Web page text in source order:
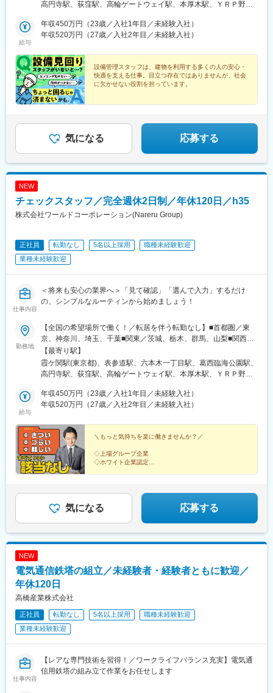
道)、丸亀駅、和田町駅、武蔵砂川駅、港南台駅、亀山駅(三重
県)、勝川駅、中山駅(神奈川県)、ウッディタウン中央駅、聖蹟桜
ケ丘駅、久里浜駅、倉見駅、海老名駅(相模線)、当麻寺駅、美乃坂
本駅、本郷台駅、玉川学園前駅、古淵駅、京成高砂駅、社家駅、
駅、静岡駅、竹橋駅、横手駅、東村山駅、王子神谷駅、浅野駅、
木曽川駅、小牧駅、下麻生駅、園田駅、北池袋駅、野跡駅、大学
前駅(滋賀県)、石山寺駅、黄檗駅(奈良線)、新井宿駅、芝浦ふ頭
駅、宝塚駅、島氏永駅、北朝霞駅、徳島駅、大村駅(兵庫県)、三石
駅、五十鈴ケ丘駅、関下有知駅、相模湖駅、木津駅(兵庫県)、東青
東京国際クルーズターミナル駅、虎ノ門駅、程久保駅、代々木八
幡駅、小平駅、立川駅、有楽町駅、福井駅(福井県)、明大前駅、両
国駅(都営線)、中野富士見町駅、高速神戸駅、越中島駅、小岩駅、
八坂駅、菊川駅(東京都)、下神明駅、椎名町駅、京急東神奈川駅、
久寿川駅、荒川一中前駅、武蔵小山駅、名古屋駅、塩釜口駅、中
駅、竹芝駅、若松河田駅、亀戸水神駅、東尾久三丁目駅、大塚駅
(東京都)、宮前平駅、神楽坂駅、青物横丁駅、穴守稲荷駅、堀切
駅、茶屋ケ坂駅、末広町駅(東京都)、本郷駅(愛知県)、赤羽橋駅、
前駅、立飛駅、神保町駅、東十条駅、安善駅、下板橋駅、明治神
宮前駅、虎ノ門ヒルズ駅、原宿駅、立川北駅、銀座駅、福井駅、
尾久駅、浅草橋駅、ハーバーランド駅、清澄白河駅、東白楽駅、
田駅(東京都)、本郷三丁目駅、鈴木町駅、栄町駅(東京都)、小川町
駅(東京都)、弁天橋駅、三田駅(東京都)
／北海道、青森、秋田、岩手、宮城、福島、山形■中四国／鳥取、
佐賀、長崎、大分、熊本、宮崎、鹿児島、沖縄【事業所住所】■東
京本社／東京都千代田区二番町3番地5麹町三葉ビル3階■キャリア
階■関西支店／大阪府大阪市中央区平野町2丁目4-9 淀屋橋PREX2
階■中部支店／愛知県名古屋市中村区名駅3-4-10 アルティメイト
名駅1st 4階■東北支店／宮城県仙台市宮城野区榴岡4-5-5 KTビル3
階■北海道支店／北海道札幌市北区7条西2-20 NCO札幌駅北口2
階■九州支店／福岡市博多区博多駅東2-10-35 博多プライムイース
高円寺駅、荻窪駅、高輪ゲートウェイ駅、本厚木駅、ＹＲＰ野比
谷保駅、テレコムセンター駅、飛田給駅、高松駅(東京都)、新高島
平駅、昭和島駅、拝島駅、北赤羽駅、柴崎体育館駅、西馬込駅、
代々木公園駅、京成立石駅、志茂駅、幡ケ谷駅、辰巳駅、浮間舟
渡駅、武蔵増戸駅、清瀬駅、萩山駅、富士見ケ丘駅、立川南駅、
押上駅、日比谷駅、新福井駅、梅島駅、西武球場前駅、荒川車庫
前駅、代田橋駅、両国駅、西武柳沢駅、志村坂上駅、氷川台駅、
東高円寺駅、河辺の森駅、西栗栖駅、三郷中央駅、鴨居駅、青砥
川駅、天神川駅、栗平駅、北鎌倉駅、青梅駅、昭和駅、森下駅(東
京都)、相原駅、大崎駅、落合南長崎駅、大和駅(神奈川県)、鶴間
矢川駅、六会日大前駅、植田駅(名古屋市営)、三河一宮駅、上野毛
駅、南御殿場駅、伊勢原駅、亀有駅、黒松内駅、新中野駅、谷塚
谷駅、日の出駅(東京都)、金沢文庫駅、平塚駅、牛込柳町駅、新座
駅、麻布十番駅、平井駅(東京都)、一之江駅、赤土小学校前駅、久
槻市駅、鷺沼駅、香川駅、大濠公園駅、江戸川橋駅、池袋駅、若
葉台駅、京王よみうりランド駅、羽後牛島駅、新馬場駅、由仁
五日市駅、八日市駅、湯島駅、妙典駅、大矢知駅、平津駅、上社
駅、木ノ下駅、甚目寺駅、川越富洲原駅、春田駅、長泉なめり
駅、古庄駅、芝川駅、富士岡駅、門出駅、関ケ原駅、千城台駅、
室蘭駅、上板橋駅、羽島市役所前駅、大和田駅(北海道)、阿佐ケ谷
駅、上永谷駅、雑色駅、六町駅、港町駅、鮫洲駅、日進駅(北海
道)、丸亀駅、和田町駅、武蔵砂川駅、港南台駅、亀山駅(三重
県)、勝川駅、中山駅(神奈川県)、ウッディタウン中央駅、聖蹟桜
ケ丘駅、久里浜駅、倉見駅、海老名駅(相模線)、当麻寺駅、美乃坂
本駅、本郷台駅、玉川学園前駅、古淵駅、京成高砂駅、社家駅、
駅、静岡駅、竹橋駅、横手駅、東村山駅、王子神谷駅、浅野駅、
木曽川駅、小牧駅、下麻生駅、園田駅、北池袋駅、野跡駅、大学
前駅(滋賀県)、石山寺駅、黄檗駅(奈良線)、新井宿駅、芝浦ふ頭
駅、宝塚駅、島氏永駅、北朝霞駅、徳島駅、大村駅(兵庫県)、三石
駅、五十鈴ケ丘駅、関下有知駅、相模湖駅、木津駅(兵庫県)、東青
東京国際クルーズターミナル駅、虎ノ門駅、程久保駅、代々木八
幡駅、小平駅、立川駅、有楽町駅、福井駅(福井県)、明大前駅、両
国駅(都営線)、中野富士見町駅、高速神戸駅、越中島駅、小岩駅、
八坂駅、菊川駅(東京都)、下神明駅、椎名町駅、京急東神奈川駅、
久寿川駅、荒川一中前駅、武蔵小山駅、名古屋駅、塩釜口駅、中
駅、竹芝駅、若松河田駅、亀戸水神駅、東尾久三丁目駅、大塚駅
(東京都)、宮前平駅、神楽坂駅、青物横丁駅、穴守稲荷駅、堀切
駅、茶屋ケ坂駅、末広町駅(東京都)、本郷駅(愛知県)、赤羽橋駅、
江吉良駅、六郷土手駅、品川シーサイド駅、京急久里浜駅、熊野
前駅、立飛駅、神保町駅、東十条駅、安善駅、下板橋駅、明治神
宮前駅、虎ノ門ヒルズ駅、原宿駅、立川北駅、銀座駅、福井駅、
尾久駅、浅草橋駅、ハーバーランド駅、清澄白河駅、東白楽駅、
田駅(東京都)、本郷三丁目駅、鈴木町駅、栄町駅(東京都)、小川町
駅(東京都)、弁天橋駅、三田駅(東京都)
給与
年収450万円（23歳／入社1年目／未経験入社）
年収520万円（27歳／入社2年目／未経験入社）
設備管理スタッフは、建物を利用する多くの人の安心・
快適を支える仕事。目立つ存在ではありませんが、社会
に欠かせない役割を担っています。
気になる 応募する
NEW
チェックスタッフ／完全週休2日制／年休120日／h35
株式会社ワールドコーポレーション(Nareru Group)
正社員 転勤なし 5名以上採用
職種未経験歓迎
業種未経験歓迎
仕事内容
＜将来も安心の業界へ＞「見て確認」「選んで入力」するだけ
の、シンプルなルーティンから始めましょう！
勤務地
【全国の希望場所で働く！／転居を伴う転勤なし】■首都圏／東
京、神奈川、埼玉、千葉■関東／茨城、栃木、群馬、山梨■関西／
大阪、兵庫、京都、奈良、和歌山、滋賀■中部／愛知、岐阜、三
重、静岡■北信越／新潟、富山、石川、福井、長野■北海道・東北
／北海道、青森、秋田、岩手、宮城、福島、山形■中四国／鳥取、
佐賀、長崎、大分、熊本、宮崎、鹿児島、沖縄【事業所住所】■東
京本社／東京都千代田区二番町3番地5麹町三葉ビル3階■キャリア
階■関西支店／大阪府大阪市中央区平野町2丁目4-9 淀屋橋PREX2
階■中部支店／愛知県名古屋市中村区名駅3-4-10 アルティメイト
名駅1st 4階■東北支店／宮城県仙台市宮城野区榴岡4-5-5 KTビル3
階■北海道支店／北海道札幌市北区7条西2-20 NCO札幌駅北口2
階■九州支店／福岡市博多区博多駅東2-10-35 博多プライムイース
【最寄り駅】
霞ケ関駅(東京都)、表参道駅、六本木一丁目駅、葛西臨海公園駅、
高円寺駅、荻窪駅、高輪ゲートウェイ駅、本厚木駅、ＹＲＰ野比
谷保駅、テレコムセンター駅、飛田給駅、高松駅(東京都)、新高島
平駅、昭和島駅、拝島駅、北赤羽駅、柴崎体育館駅、西馬込駅、
代々木公園駅、京成立石駅、志茂駅、幡ケ谷駅、辰巳駅、浮間舟
渡駅、武蔵増戸駅、清瀬駅、萩山駅、富士見ケ丘駅、立川南駅、
押上駅、日比谷駅、新福井駅、梅島駅、西武球場前駅、荒川車庫
前駅、代田橋駅、両国駅、西武柳沢駅、志村坂上駅、氷川台駅、
東高円寺駅、河辺の森駅、西栗栖駅、三郷中央駅、鴨居駅、青砥
川駅、天神川駅、栗平駅、北鎌倉駅、青梅駅、昭和駅、森下駅(東
京都)、相原駅、大崎駅、落合南長崎駅、大和駅(神奈川県)、鶴間
矢川駅、六会日大前駅、植田駅(名古屋市営)、三河一宮駅、上野毛
駅、南御殿場駅、伊勢原駅、亀有駅、黒松内駅、新中野駅、谷塚
駅、志村三丁目駅、南砂町駅、三河島駅、千駄木駅、瑞江駅、木
谷駅、日の出駅(東京都)、金沢文庫駅、平塚駅、牛込柳町駅、新座
駅、麻布十番駅、平井駅(東京都)、一之江駅、赤土小学校前駅、久
槻市駅、鷺沼駅、香川駅、大濠公園駅、江戸川橋駅、池袋駅、若
葉台駅、京王よみうりランド駅、羽後牛島駅、新馬場駅、由仁
給与
年収450万円（23歳／入社1年目／未経験入社）
年収520万円（27歳／入社2年目／未経験入社）
＼もっと気持ちを楽に働きませんか？／
◇上場グループ企業
◇ホワイト企業認定
気になる 応募する
NEW
電気通信鉄塔の組立／未経験者・経験者ともに歓迎／
年休120日
高橋産業株式会社
正社員 転勤なし 5名以上採用
職種未経験歓迎
業種未経験歓迎
仕事内容
【レアな専門技術を習得！／ワークライフバランス充実】電気通
信用鉄塔の組み立て作業をお任せします